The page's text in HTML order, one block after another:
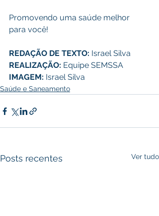
Promovendo uma saúde melhor
para você!
REDAÇÃO DE TEXTO: Israel Silva
REALIZAÇÃO: Equipe SEMSSA
IMAGEM: Israel Silva
Saúde e Saneamento
Posts recentes Ver tudo